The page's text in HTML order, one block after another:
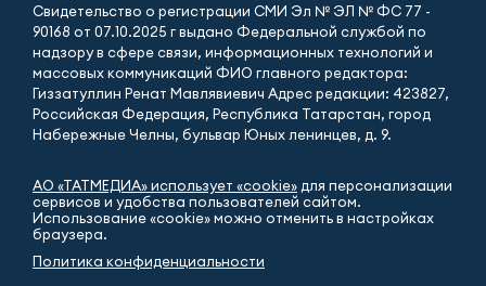
Свидетельство о регистрации СМИ Эл № ЭЛ № ФС 77 -
90168 от 07.10.2025 г выдано Федеральной службой по
надзору в сфере связи, информационных технологий и
массовых коммуникаций ФИО главного редактора:
Гиззатуллин Ренат Мавлявиевич Адрес редакции: 423827,
Российская Федерация, Республика Татарстан, город
Набережные Челны, бульвар Юных ленинцев, д. 9.
АО «ТАТМЕДИА» использует «cookie» для персонализации
сервисов и удобства пользователей сайтом.
Использование «cookie» можно отменить в настройках
браузера.
Политика конфиденциальности